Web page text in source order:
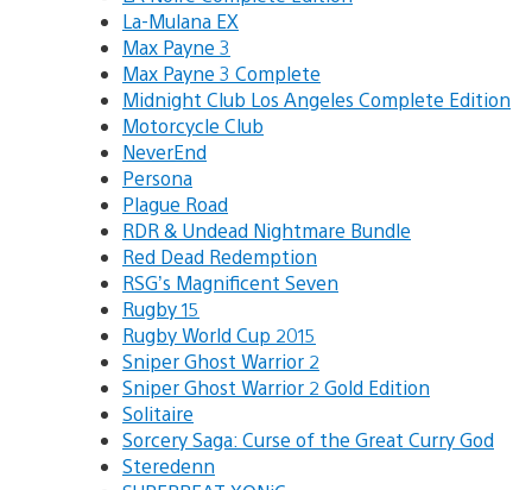
La-Mulana EX
Max Payne 3
Max Payne 3 Complete
Midnight Club Los Angeles Complete Edition
Motorcycle Club
NeverEnd
Persona
Plague Road
RDR & Undead Nightmare Bundle
Red Dead Redemption
RSG’s Magnificent Seven
Rugby 15
Rugby World Cup 2015
Sniper Ghost Warrior 2
Sniper Ghost Warrior 2 Gold Edition
Solitaire
Sorcery Saga: Curse of the Great Curry God
Steredenn